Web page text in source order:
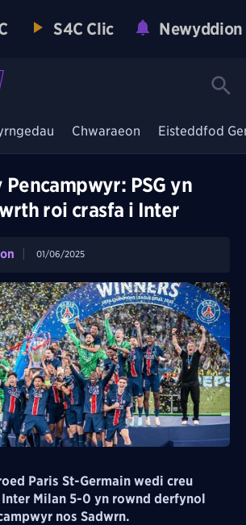
S4C Clic Newyddion
Chwaraeon Eisteddfod
PSG yn
roi crasfa i Inter
01/06/2025
Paris St-Germain wedi creu
Milan 5-0 yn rownd derfynol
nos Sadwrn.